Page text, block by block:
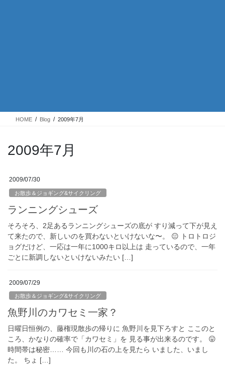
HOME Blog 2009年7月
2009年7月
2009/07/30
お散歩＆ジョギング&サイクリング
ランニングシューズ
そろそろ、2足あるランニングシューズの底が すり減って下が見え
て来たので、新しいのを買わないといけないな〜。 😐 トロトロジ
ョグだけど、一応は一年に1000キロ以上は 走っているので、一年
ごとに新調しないといけないみたい […]
2009/07/29
お散歩＆ジョギング&サイクリング
魚野川のカワセミ一家？
日曜日恒例の、藤権現散歩の帰りに 魚野川を見下ろすと ここのと
ころ、かなりの確率で「カワセミ」を 見る事が出来るのです。 😛
時間帯は秘密…… 今回も川の石の上を見たら いました、いまし
た。 ちょ […]